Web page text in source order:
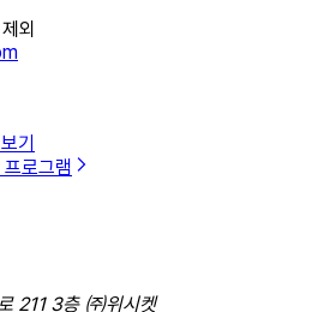
외
기
로그램
211 3층 ㈜위시켓